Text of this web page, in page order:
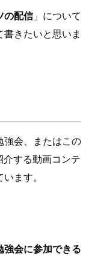
の配信」について
きたいと思いま
強会、またはこの
する動画コンテ
ます。
会に参加できる